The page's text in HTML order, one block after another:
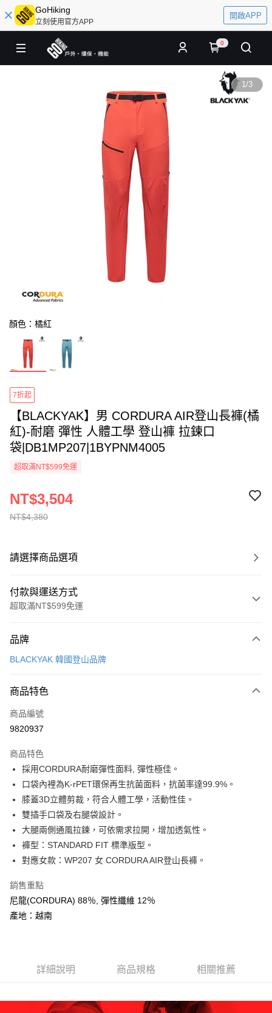
GoHiking
立刻使用官方APP
開啟APP
0
1/3
顏色：橘紅
7折起
【BLACKYAK】男 CORDURA AIR登山長褲(橘
紅)-耐磨 彈性 人體工學 登山褲 拉鍊口
袋|DB1MP207|1BYPNM4005
超取滿NT$599免運
NT$4,380
NT$3,504
請選擇商品選項
付款與運送方式
超取滿NT$599免運
信用卡一次付款
LINE Pay
Apple Pay
悠遊付
Google Pay
全盈+PAY
AFTEE先享後付
相關說明
【關於「AFTEE先享後付」】
AFTEE先享後付是「在收到商品之後才付款」的支付方式。 讓您購物簡單
１．簡單：不需註冊會員、不需綁卡、不需儲值。
２．便利：只要手機號碼，簡訊認證，即可結帳。
３．安心：先確認商品／服務後，再付款。
２．訂單成立數日內，您將收到繳費通知簡訊。
３．收到繳費通知簡訊後14天內，點擊此簡訊中的連結，可透過四大超商／
購買商品的店家。未經商家同意取消之訂單仍視為有效，需透過AFTEE先享
ATM付款
運送方式
全家取貨付款
每筆NT$60，滿NT$599(含以上)免運費
每筆NT$60，滿NT$799(含以上)免運費
品牌
BLACKYAK 韓國登山品牌
商品特色
商品編號
9820937
商品特色
採用CORDURA耐磨彈性面料, 彈性極佳。
口袋內裡為K-rPET環保再生抗菌面料，抗菌率達99.9%。
膝蓋3D立體剪裁，符合人體工學，活動性佳。
雙插手口袋及右腿袋設計。
大腿兩側通風拉鍊，可依需求拉開，增加透氣性。
褲型：STANDARD FIT 標準版型。
對應女款：WP207 女 CORDURA AIR登山長褲。
銷售重點
尼龍(CORDURA) 88％, 彈性纖維 12％
產地：越南
詳細說明 商品規格 相關推薦